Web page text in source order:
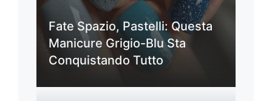
Fate Spazio, Pastelli: Questa
Manicure Grigio-Blu Sta
Conquistando Tutto